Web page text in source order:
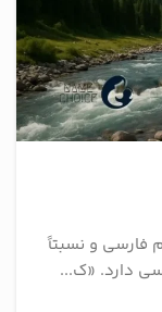
فارسی و نسبتاً
دارد. «ک...